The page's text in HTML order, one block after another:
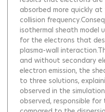
absorbed more quickly
collision
isothermal sheath model
for the electrons that
plasma-wall
and without secondary
electron emission, the
to three solutions,
observed in the
observed, responsible